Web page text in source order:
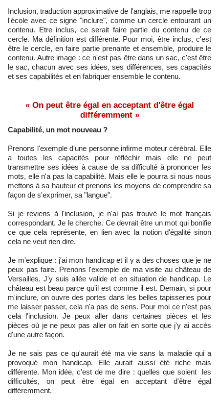
Inclusion, traduction approximative de l'anglais, me rappelle trop
l'école avec ce signe "inclure", comme un cercle entourant un
contenu. Etre inclus, ce serait faire partie du contenu de ce
cercle. Ma définition est différente. Pour moi, être inclus, c'est
être le cercle, en faire partie prenante et ensemble, produire le
contenu. Autre image : ce n'est pas être dans un sac, c'est être
le sac, chacun avec ses idées, ses différences, ses capacités
et ses capabilités et en fabriquer ensemble le contenu.
« On peut être égal en acceptant d'être égal
différemment »
Capabilité, un mot nouveau ?
Prenons l'exemple d'une personne infirme moteur cérébral. Elle
a toutes les capacités pour réfléchir mais elle ne peut
transmettre ses idées à cause de sa difficulté à prononcer les
mots, elle n'a pas la capabilité. Mais elle le pourra si nous nous
mettons à sa hauteur et prenons les moyens de comprendre sa
façon de s'exprimer, sa "langue".
Si je reviens à l'inclusion, je n'ai pas trouvé le mot français
correspondant. Je le cherche. Ce devrait être un mot qui bonifie
ce que cela représente, en lien avec la notion d'égalité sinon
cela ne veut rien dire.
Je m'explique : j'ai mon handicap et il y a des choses que je ne
peux pas faire. Prenons l'exemple de ma visite au château de
Versailles. J'y suis allée valide et en situation de handicap. Le
château est beau parce qu'il est comme il est. Demain, si pour
m'inclure, on ouvre des portes dans les belles tapisseries pour
me laisser passer, cela n'a pas de sens. Pour moi ce n'est pas
cela l'inclusion. Je peux aller dans certaines pièces et les
pièces où je ne peux pas aller on fait en sorte que j'y ai accès
d'une autre façon.
Je ne sais pas ce qu'aurait été ma vie sans la maladie qui a
provoqué mon handicap. Elle aurait aussi été riche mais
différente. Mon idée, c'est de me dire : quelles que soient les
difficultés, on peut être égal en acceptant d'être égal
différemment.